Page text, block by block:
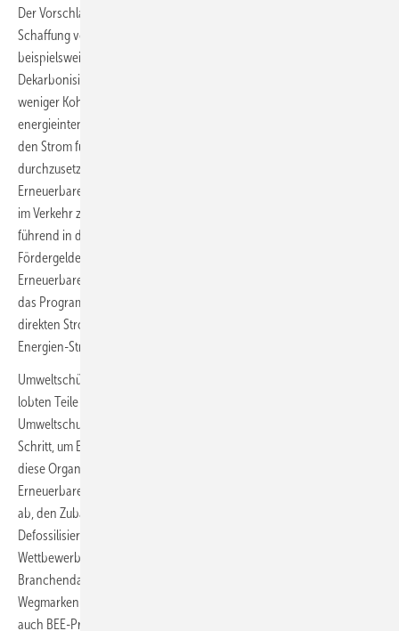
Der Vorschlag für den neuen Industrie-Förderplan der EU sieht die
Schaffung von Märkten für grüne Technologien vor, indem er
beispielsweise energieintensive Industrien dazu bringen soll, in ihre
Dekarbonisierung investieren zu können – also in eine zunehmend
weniger Kohlendioxid ausstoßende Fertigung. Dazu sollen für
energieintensive Industrien Steuern auf Strom wegfallen dürfen, um
den Strom für sie billiger zu machen und die Elektrifizierung als Mittel
durchzusetzen. So soll CO2-arm erzeugter oder am besten grüner
Erneuerbaren-Strom fossile Brennstoffe in der Wärmeversorgung und
im Verkehr zum Beispiel ersetzen lassen. Außerdem soll die EU etwa
führend in der Kreislaufwirtschaft werden. Auch das Instrument neuer
Fördergelder für saubere Produktionen durch Bezuschussung von
Erneuerbare-Energien-Anlagen für deren Energieversorgung sieht
das Programm vor sowie eine Förderung der Entwicklung hin zu
direkten Stromlieferverträgen mit den Betreibern von Erneuerbare-
Energien-Stromerzeugungsanlagen.
Umweltschützer und Erneuerbare-Energien-Interessenverbände
lobten Teile des Programms bereits. Das Programm sei „für die
Umweltschutzorganisation WWF Deutschland ein längst überfälliger
Schritt, um Europa auch in Zukunft wettbewerbsfähig zu halten“, teilte
diese Organisation am Mittwoch mit. Der Bundesverband
Erneuerbare Energie (BEE) lobte: „Das Maßnahmenpaket zielt darauf
ab, den Zubau erneuerbarer Energien zu beschleunigen, die
Defossilisierung der Industrie voranzutreiben und dadurch die
Wettbewerbsfähigkeit Europas zu stärken“, erklärte der deutsche
Branchendachverband. „Der Clean Industrial Deal setzt klare
Wegmarken für die Zukunft der europäischen Industrie“, sagte explizit
auch BEE-Präsidentin Simone Peter.